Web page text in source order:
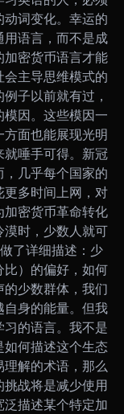
词变化。幸运的
用语言，而不是成
密货币语言才能
主导思维模式的
子以前就有过，
因。这些模因一
面也能展现光明
唾手可得。 新冠
几乎每个国家的
多时间上网，对
密货币革命转化
漠时，少数人就可
了详细描述：少
）的偏好，如何
少数群体，我们
身的能量。 但我
的语言。我不是
何描述这个生态
解的术语，那么
挑战将是减少使用
描述某个特定加